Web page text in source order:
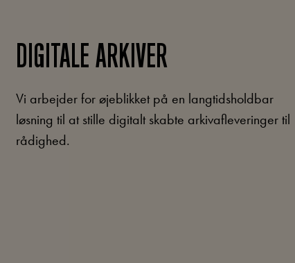
DIGITALE ARKIVER
Vi arbejder for øjeblikket på en langtidsholdbar
løsning til at stille digitalt skabte arkivafleveringer til
rådighed.